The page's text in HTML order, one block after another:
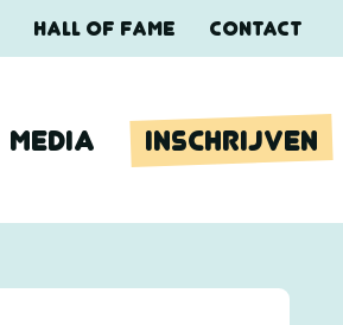
HALL OF FAME CONTACT
MEDIA INSCHRIJVEN